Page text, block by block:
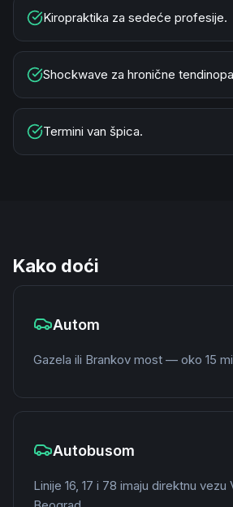
Kiropraktika za sedeće profesije.
Shockwave za hronične
Termini van špica.
Kako doći
Autom
Gazela ili Brankov most — oko 15
Autobusom
Linije 16, 17 i 78 imaju direktnu